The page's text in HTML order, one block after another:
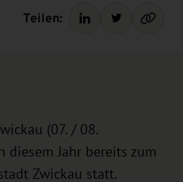
Teilen:
(07. / 08.
diesem Jahr bereits zum
Zwickau statt.